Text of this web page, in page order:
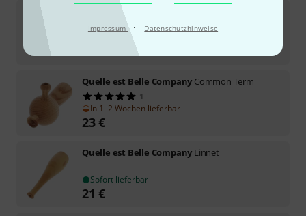
Impressum · Datenschutzhinweise
Quelle est Belle Company
In 1–2 Wochen lieferbar
Quelle est Belle Company Common Term
1
In 1–2 Wochen lieferbar
23€
Quelle est Belle Company Linnet
Sofort lieferbar
21 €